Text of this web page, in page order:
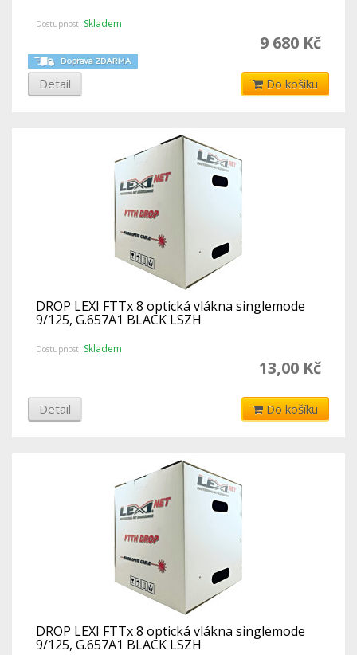
Dostupnost: Skladem
9 680 Kč
Detail Do košíku
DROP LEXI FTTx 8 optická vlákna singlemode
9/125, G.657A1 BLACK LSZH
Dostupnost: Skladem
13,00 Kč
Detail Do košíku
DROP LEXI FTTx 8 optická vlákna singlemode
9/125, G.657A1 BLACK LSZH